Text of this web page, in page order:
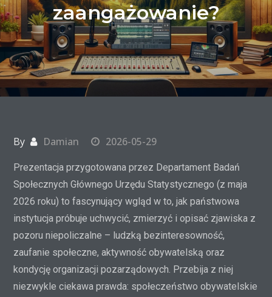
zaangażowanie?
By Damian 2026-05-29
Prezentacja przygotowana przez Departament Badań
Społecznych Głównego Urzędu Statystycznego (z maja
2026 roku) to fascynujący wgląd w to, jak państwowa
instytucja próbuje uchwycić, zmierzyć i opisać zjawiska z
pozoru niepoliczalne – ludzką bezinteresowność,
zaufanie społeczne, aktywność obywatelską oraz
kondycję organizacji pozarządowych. Przebija z niej
niezwykle ciekawa prawda: społeczeństwo obywatelskie